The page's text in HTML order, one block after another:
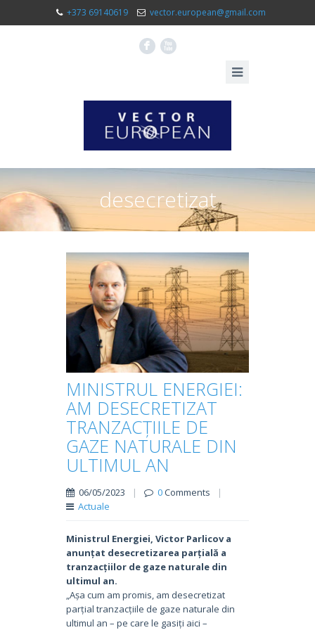
+373 69140619 vector.european@gmail.com
F X
desecretizat
MINISTRUL ENERGIEI:
AM DESECRETIZAT
TRANZACȚIILE DE
GAZE NATURALE DIN
ULTIMUL AN
06/05/2023 | 0Comments
|
Actuale
Ministrul Energiei, Victor Parlicov a
anunțat desecretizarea parțială a
tranzacțiilor de gaze naturale din
ultimul an.
„Așa cum am promis, am desecretizat
parțial tranzacțiile de gaze naturale din
ultimul an – pe care le gasiți aici –